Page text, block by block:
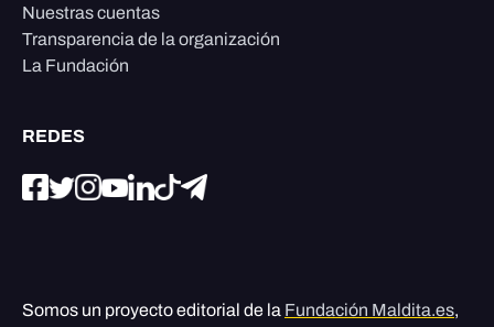
Nuestras cuentas
Transparencia de la organización
La Fundación
REDES
Somos un proyecto editorial de la Fundación Maldita.es,